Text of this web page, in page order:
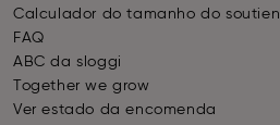
Calculador do tamanho do soutien
FAQ
ABC da sloggi
Together we grow
Ver estado da encomenda